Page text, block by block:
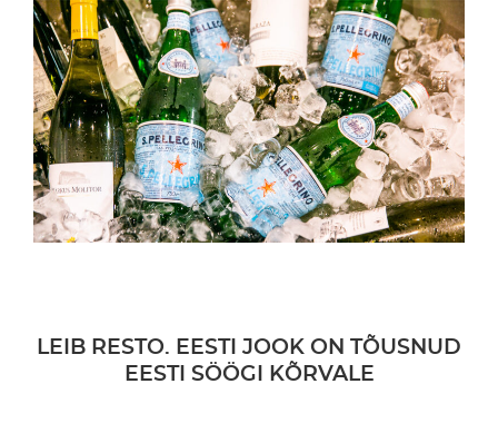
LEIB RESTO. EESTI JOOK ON TÕUSNUD
EESTI SÖÖGI KÕRVALE